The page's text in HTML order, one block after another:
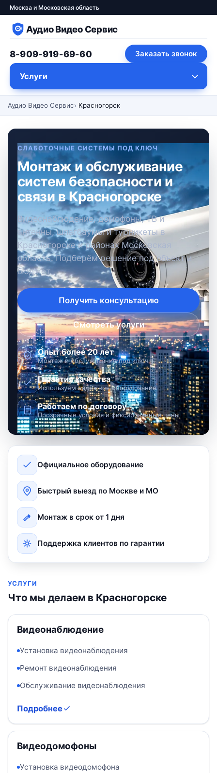
Москва и Московская область
Аудио Видео Сервис
Услуги
8-909-919-69-60 Заказать звонок
Аудио Видео Сервис Красногорск
СЛАБОТОЧНЫЕ СИСТЕМЫ ПОД КЛЮЧ
Монтаж и обслуживание
систем безопасности и
связи в Красногорске
Видеонаблюдение, домофоны, ТВ и
антенны, шлагбаумы и турникеты в
Красногорске и районах Московская
область. Подберём решение под объект и
бюджет.
Получить консультацию
Смотреть услуги
Опыт более 20 лет
Монтаж и обслуживание под ключ
Гарантия качества
Используем надёжное оборудование
Работаем по договору
Прозрачные условия и фиксированные цены
Официальное оборудование
Быстрый выезд по Москве и МО
Монтаж в срок от 1 дня
Поддержка клиентов по гарантии
УСЛУГИ
Что мы делаем в Красногорске
Видеонаблюдение
Установка видеонаблюдения
Ремонт видеонаблюдения
Обслуживание видеонаблюдения
Подробнее
Видеодомофоны
Установка видеодомофона